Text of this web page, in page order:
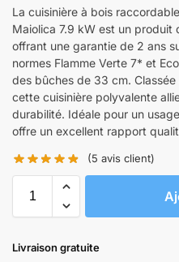
La cuisinière à bois
Maiolica 7.9 kW est un produit
offrant une garantie de 2 ans
normes Flamme Verte 7* et
des bûches de 33 cm.
cette cuisinière polyvalente
durabilité. Idéale pour un
offre un excellent rapport
(5 avis client)
Livraison gratuite